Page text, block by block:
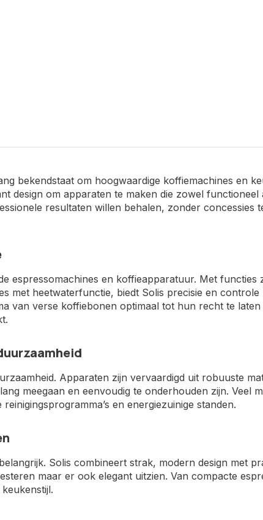
bekendstaat om hoogwaardige koffiemachines en
design om apparaten te maken die zowel functioneel
resultaten willen behalen, zonder concessies
espressomachines en koffieapparatuur. Met functies
met heetwaterfunctie, biedt Solis precisie en
van verse koffiebonen optimaal tot hun recht te laten
Apparaten zijn vervaardigd uit robuuste
meegaan en eenvoudig te onderhouden zijn. Veel
en energiezuinige standen.
Solis combineert strak, modern design met
maar er ook elegant uitzien. Van compacte